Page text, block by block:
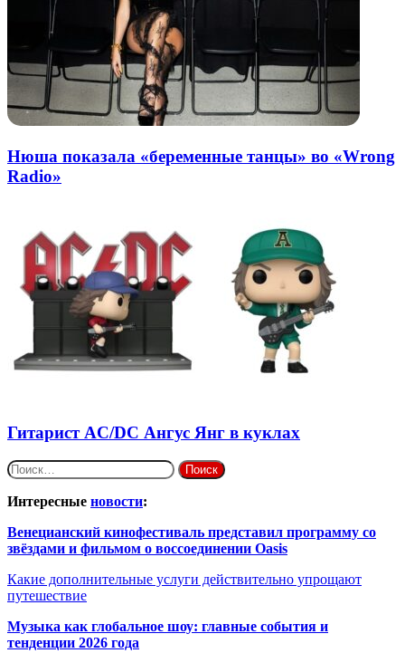
Нюша показала «беременные танцы» во «Wrong
Radio»
Гитарист AC/DC Ангус Янг в куклах
Найти:
Интересные новости:
Венецианский кинофестиваль представил программу со
звёздами и фильмом о воссоединении Oasis
Какие дополнительные услуги действительно упрощают
путешествие
Музыка как глобальное шоу: главные события и
тенденции 2026 года